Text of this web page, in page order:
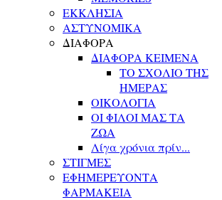
ΕΚΚΛΗΣΙΑ
ΑΣΤΥΝΟΜΙΚΑ
ΔΙΑΦΟΡΑ
ΔΙΑΦΟΡΑ ΚΕΙΜΕΝΑ
ΤΟ ΣΧΟΛΙΟ ΤΗΣ
ΗΜΕΡΑΣ
ΟΙΚΟΛΟΓΙΑ
ΟΙ ΦΙΛΟΙ ΜΑΣ ΤΑ
ΖΩΑ
Λίγα χρόνια πρίν...
ΣΤΙΓΜΕΣ
ΕΦΗΜΕΡΕΥΟΝΤΑ
ΦΑΡΜΑΚΕΙΑ